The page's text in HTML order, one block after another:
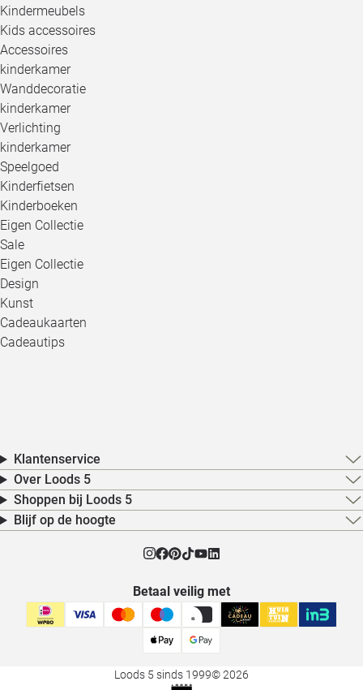
Kindermeubels
Kids accessoires
Accessoires
kinderkamer
Wanddecoratie
kinderkamer
Verlichting
kinderkamer
Speelgoed
Kinderfietsen
Kinderboeken
Eigen Collectie
Sale
Eigen Collectie
Design
Kunst
Cadeaukaarten
Cadeautips
Klantenservice
Over Loods 5
Shoppen bij Loods 5
Blijf op de hoogte
Betaal veilig met
Loods 5 sinds 1999© 2026